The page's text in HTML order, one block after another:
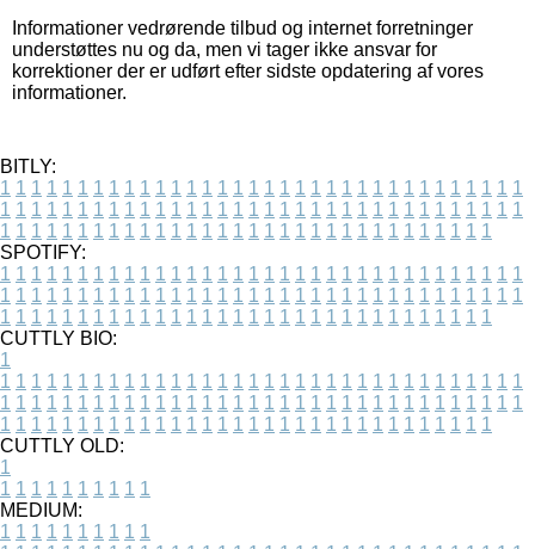
Informationer vedrørende tilbud og internet forretninger
understøttes nu og da, men vi tager ikke ansvar for
korrektioner der er udført efter sidste opdatering af vores
informationer.
BITLY:
1 1 1 1 1 1 1 1 1 1 1 1 1 1 1 1 1 1 1 1 1 1 1 1 1 1 1 1 1 1 1 1 1 1
1 1 1 1 1 1 1 1 1 1 1 1 1 1 1 1 1 1 1 1 1 1 1 1 1 1 1 1 1 1 1 1 1 1
1 1 1 1 1 1 1 1 1 1 1 1 1 1 1 1 1 1 1 1 1 1 1 1 1 1 1 1 1 1 1 1
SPOTIFY:
1 1 1 1 1 1 1 1 1 1 1 1 1 1 1 1 1 1 1 1 1 1 1 1 1 1 1 1 1 1 1 1 1 1
1 1 1 1 1 1 1 1 1 1 1 1 1 1 1 1 1 1 1 1 1 1 1 1 1 1 1 1 1 1 1 1 1 1
1 1 1 1 1 1 1 1 1 1 1 1 1 1 1 1 1 1 1 1 1 1 1 1 1 1 1 1 1 1 1 1
CUTTLY BIO:
1
1 1 1 1 1 1 1 1 1 1 1 1 1 1 1 1 1 1 1 1 1 1 1 1 1 1 1 1 1 1 1 1 1 1
1 1 1 1 1 1 1 1 1 1 1 1 1 1 1 1 1 1 1 1 1 1 1 1 1 1 1 1 1 1 1 1 1 1
1 1 1 1 1 1 1 1 1 1 1 1 1 1 1 1 1 1 1 1 1 1 1 1 1 1 1 1 1 1 1 1
CUTTLY OLD:
1
1 1 1 1 1 1 1 1 1 1
MEDIUM:
1 1 1 1 1 1 1 1 1 1